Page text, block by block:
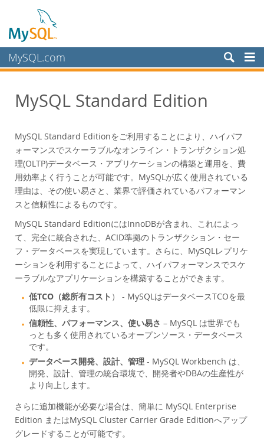
MySQL.com
MySQL HeatWave
MySQL AI
MySQL Enterprise Edition
MySQL Standard Edition
MySQL Classic Edition
MySQL NDB Cluster CGE
MySQL Embedded (組み込み/バンドル)
サービス
パートナー
お客様
MySQL を選ぶ理由
ニュース & イベント
ご購入方法
ダウンロード
ドキュメント
デベロッパー ゾーン
MySQL Standard Edition
MySQL Standard Editionをご利用することにより、ハイパフ
ォーマンスでスケーラブルなオンライン・トランザクション処
理(OLTP)データベース・アプリケーションの構築と運用を、費
用効率よく行うことが可能です。MySQLが広く使用されている
理由は、その使い易さと、業界で評価されているパフォーマン
スと信頼性によるものです。
MySQL Standard EditionにはInnoDBが含まれ、これによっ
て、完全に統合された、ACID準拠のトランザクション・セー
フ・データベースを実現しています。さらに、MySQLレプリケ
ーションを利用することによって、ハイパフォーマンスでスケ
ーラブルなアプリケーションを構築することができます。
低TCO（総所有コスト ） - MySQLはデータベースTCOを最
低限に抑えます。
信頼性、パフォーマンス、使い易さ – MySQL は世界でも
っとも多く使用されているオープンソース・データベース
です。
データベース開発、設計、管理 - MySQL Workbench は、
開発、設計、管理の統合環境で、開発者やDBAの生産性が
より向上します。
さらに追加機能が必要な場合は、簡単に MySQL Enterprise
Edition またはMySQL Cluster Carrier Grade Editionへアップ
グレードすることが可能です。